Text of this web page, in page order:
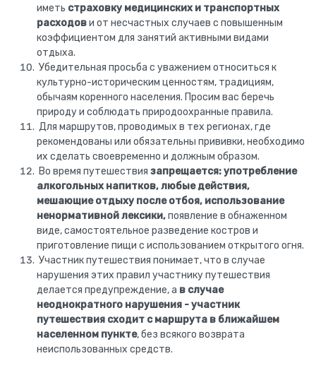
иметь страховку медицинских и транспортных
расходови от несчастных случаев с повышенным
коэффициентом для занятий активными видами
отдыха.
Убедительная просьба с уважением относиться к
культурно-историческим ценностям, традициям,
обычаям коренного населения. Просим вас беречь
природу и соблюдать природоохранные правила.
Для маршрутов, проводимых в тех регионах, где
рекомендованы или обязательны прививки, необходимо
их сделать своевременно и должным образом.
Во время путешествия запрещается: употребление
алкогольных напитков, любые действия,
мешающие отдыху после отбоя, использование
ненормативной лексики,появление в обнаженном
виде, самостоятельное разведение костров и
приготовление пищи с использованием открытого огня.
Участник путешествия понимает, что в случае
нарушения этих правил участнику путешествия
делается предупреждение, а в случае
неоднократного нарушения - участник
путешествия сходит с маршрута в ближайшем
населенном пункте, без всякого возврата
неиспользованных средств.